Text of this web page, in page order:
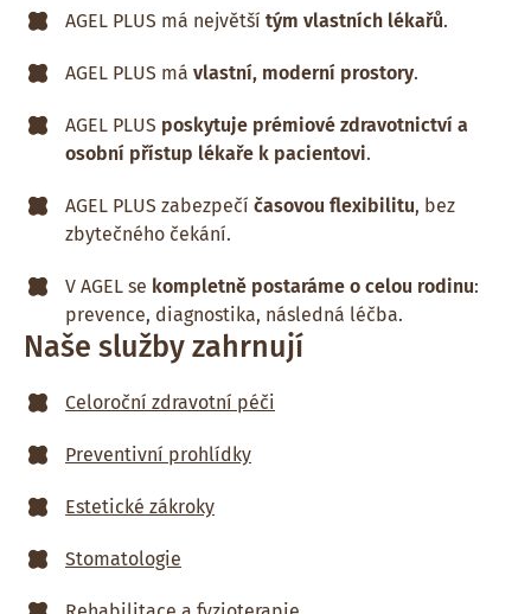
AGEL PLUS má největší tým vlastních lékařů.
AGEL PLUS má vlastní, moderní prostory.
AGEL PLUS poskytuje prémiové zdravotnictví a
osobní přístup lékaře k pacientovi.
AGEL PLUS zabezpečí časovou flexibilitu, bez
zbytečného čekání.
V AGEL se kompletně postaráme o celou rodinu:
prevence, diagnostika, následná léčba.
Naše služby zahrnují
Celoroční zdravotní péči
Preventivní prohlídky
Estetické zákroky
Stomatologie